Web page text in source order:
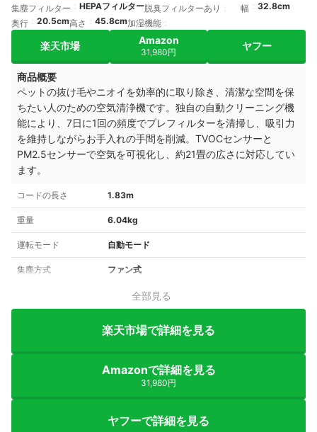
集塵フィルター HEPAフィルター脱臭フィルターあり 幅
32.8cm
奥行
20.5cm高さ 45.8cm加湿機能
楽天市場 Amazon
31,980円
ヤフー
商品概要
ペットの抜け毛やニオイを効率的に取り除き、清潔な空間を保
ちたい人のための空気清浄機です。独自の自動クリーニング機
能により、7日に1回の頻度でプレフィルターを清掃し、吸引力
を維持しながらお手入れの手間を削減。TVOCセンサーと
PM2.5センサーで空気を可視化し、約21畳の広さに対応してい
ます。
コードの長さ 1.83m
重量 6.04kg
運転モード 自動モード
集塵方式 ファン式
全部見る
楽天市場で詳細を見る
Amazonで詳細を見る
31,980円
ヤフーで詳細を見る